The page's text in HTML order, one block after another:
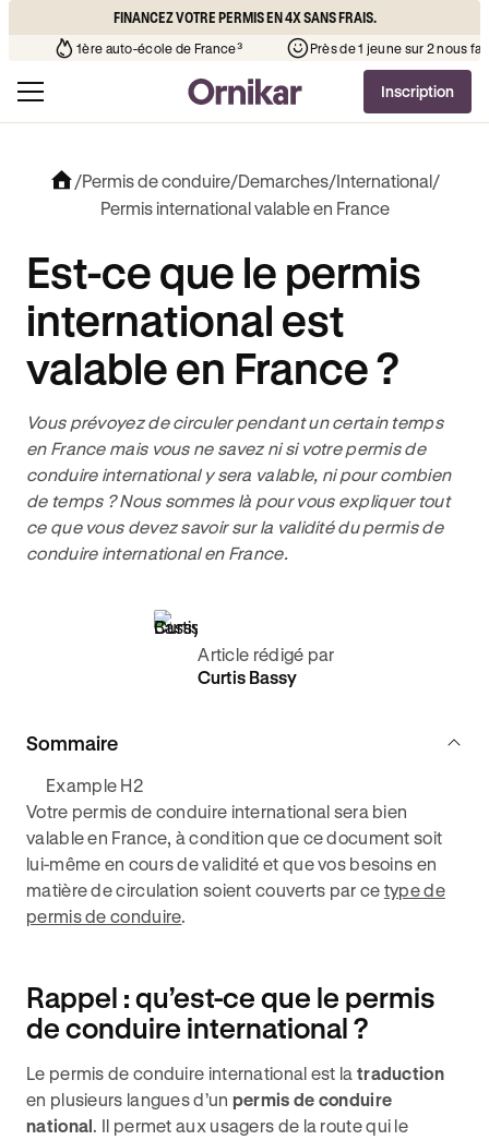
FINANCEZ VOTRE PERMIS EN 4X SANS FRAIS.
l’auto-école de votre quartier¹ 1ère auto-école de France³
Inscription
/Permis de conduire/Demarches/International/
Permis international valable en France
Est-ce que le permis
international est
valable en France ?
Vous prévoyez de circuler pendant un certain temps
en France mais vous ne savez ni si votre permis de
conduire international y sera valable, ni pour combien
de temps ? Nous sommes là pour vous expliquer tout
ce que vous devez savoir sur la validité du permis de
conduire international en France.
Article rédigé par
Curtis Bassy
Sommaire
Example H2
Votre permis de conduire international sera bien
valable en France, à condition que ce document soit
lui-même en cours de validité et que vos besoins en
matière de circulation soient couverts par ce type de
permis de conduire.
Rappel : qu’est-ce que le permis
de conduire international ?
Le permis de conduire international est la traduction
en plusieurs langues d’un permis de conduire
national. Il permet aux usagers de la route qui le